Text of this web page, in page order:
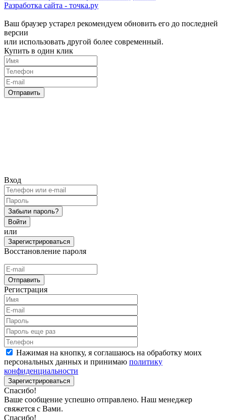
Разработка сайта - точка.ру
Ваш браузер устарел рекомендуем обновить его до последней
версии
или использовать другой более современный.
Купить в один клик
Отправить
Вход
Забыли пароль?
Войти
или
Зарегистрироваться
Восстановление пароля
Отправить
Регистрация
Нажимая на кнопку, я соглашаюсь на обработку моих
персональных данных и принимаю политику
конфиденциальности
Зарегистрироваться
Спасибо!
Ваше сообщение успешно отправлено. Наш менеджер
свяжется с Вами.
Спасибо!